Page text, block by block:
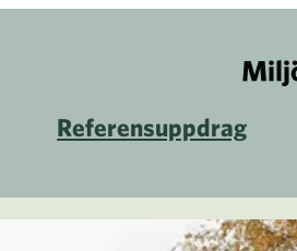
Referensuppdrag